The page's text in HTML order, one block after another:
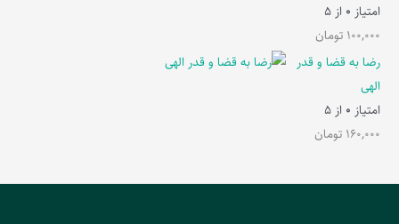
امتیاز 0 از 5
100,000 تومان
رضا به قضا و قدر
الهی
امتیاز 0 از 5
160,000 تومان